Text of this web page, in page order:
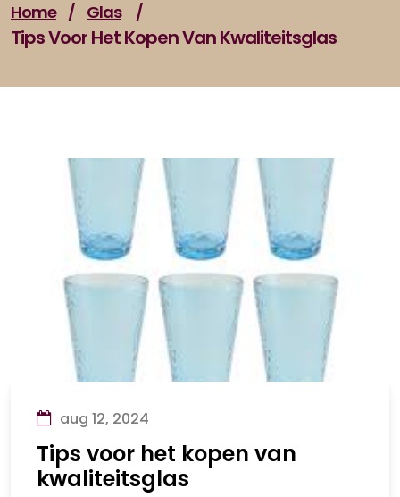
Home / Glas /
Tips Voor Het Kopen Van Kwaliteitsglas
aug 12, 2024
Tips voor het kopen van
kwaliteitsglas